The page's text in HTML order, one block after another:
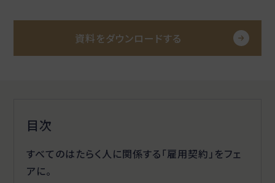
資料をダウンロードする
目次
すべてのはたらく人に関係する「雇用契約」をフェ
アに。